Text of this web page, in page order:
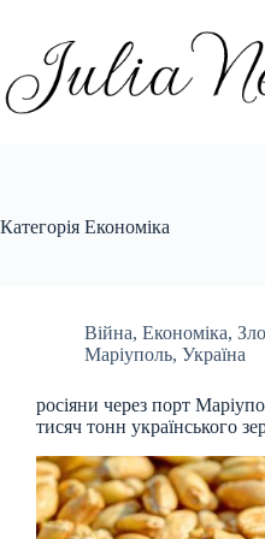
вмісту
Категорія Економіка
Війна, Економіка,
Маріуполь, Україна
росіяни через порт
тисяч тонн українського